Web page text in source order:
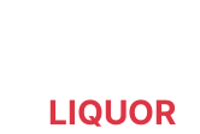
LIQUOR